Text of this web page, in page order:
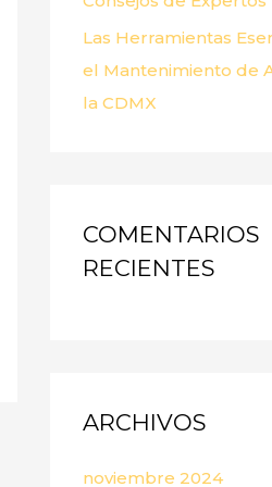
Las Herramientas
el Mantenimiento de
la CDMX
COMENTARIOS
RECIENTES
ARCHIVOS
noviembre 2024